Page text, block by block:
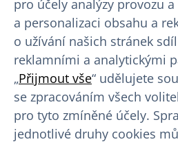
BENU –10%
pro účely analýzy provozu
a personalizaci obsahu a
o užívání našich stránek
reklamními a analytickými
„Přijmout vše“ udělujete
se zpracováním všech
pro tyto zmíněné účely.
jednotlivé druhy cookies